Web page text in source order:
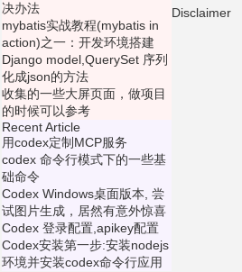
决办法
mybatis实战教程(mybatis in
action)之一：开发环境搭建
Django model,QuerySet 序列
化成json的方法
收集的一些大屏页面，做项目
的时候可以参考
Recent Article
用codex定制MCP服务
codex 命令行模式下的一些基
础命令
Codex Windows桌面版本, 尝
试图片生成，居然有意外惊喜
Codex 登录配置,apikey配置
Codex安装第一步:安装nodejs
环境并安装codex命令行应用
Disclaimer